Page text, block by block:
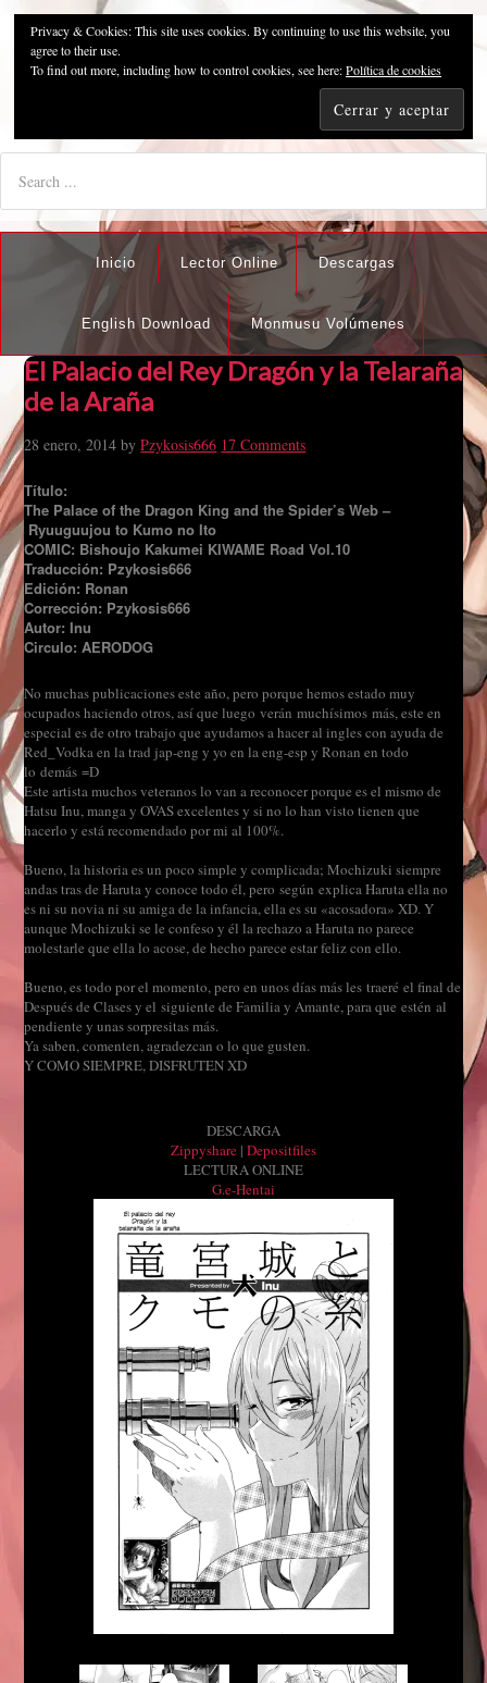
Pzykosis666HFansub
"I'm the best there is at what I do, but what I do best isn't very
Inicio Lector Online Descargas
English Download Monmusu Volúmenes
El Palacio del Rey Dragón y la Telaraña
de la Araña
28 enero, 2014 byPzykosis666 17 Comments
Título:
The Palace of the Dragon King and the Spider’s Web –
Ryuuguujou to Kumo no Ito
COMIC: Bishoujo Kakumei KIWAME Road Vol.10
Traducción: Pzykosis666
Edición: Ronan
Corrección: Pzykosis666
Autor: Inu
Circulo: AERODOG
No muchas publicaciones este año, pero porque hemos estado muy
ocupados haciendo otros, así que luego verán muchísimos más, este en
especial es de otro trabajo que ayudamos a hacer al ingles con ayuda de
Red_Vodka en la trad jap-eng y yo en la eng-esp y Ronan en todo
lo demás =D
Este artista muchos veteranos lo van a reconocer porque es el mismo de
Hatsu Inu, manga y OVAS excelentes y si no lo han visto tienen que
hacerlo y está recomendado por mi al 100%.
Bueno, la historia es un poco simple y complicada; Mochizuki siempre
andas tras de Haruta y conoce todo él, pero según explica Haruta ella no
es ni su novia ni su amiga de la infancia, ella es su «acosadora» XD. Y
aunque Mochizuki se le confeso y él la rechazo a Haruta no parece
molestarle que ella lo acose, de hecho parece estar feliz con ello.
Bueno, es todo por el momento, pero en unos días más les traeré el final de
Después de Clases y el siguiente de Familia y Amante, para que estén al
pendiente y unas sorpresitas más.
Ya saben, comenten, agradezcan o lo que gusten.
Y COMO SIEMPRE, DISFRUTEN XD
DESCARGA
Zippyshare | Depositfiles
LECTURA ONLINE
G.e-Hentai
Privacy & Cookies: This site uses cookies. By continuing to use this website, you
agree to their use.
To find out more, including how to control cookies, see here:Política de cookies